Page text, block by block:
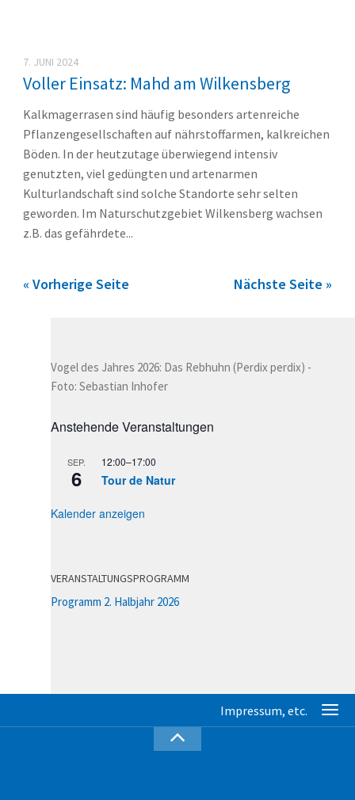
7. JUNI 2024
Voller Einsatz: Mahd am Wilkensberg
Kalkmagerrasen sind häufig besonders artenreiche
Pflanzengesellschaften auf nährstoffarmen, kalkreichen
Böden. In der heutzutage überwiegend intensiv
genutzten, viel gedüngten und artenarmen
Kulturlandschaft sind solche Standorte sehr selten
geworden. Im Naturschutzgebiet Wilkensberg wachsen
z.B. das gefährdete...
« Vorherige Seite Nächste Seite »
Vogel des Jahres 2026: Das Rebhuhn (Perdix perdix) -
Foto: Sebastian Inhofer
Anstehende Veranstaltungen
SEP.
6
12:00–17:00
Tour de Natur
Kalender anzeigen
VERANSTALTUNGSPROGRAMM
Programm 2. Halbjahr 2026